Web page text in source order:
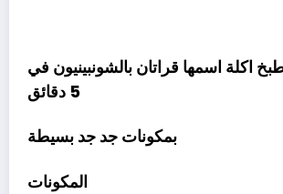
اكلة اسمها قراتان بالشونبينيون في
5 دقائق
بمكونات جد جد بسيطة
المكونات